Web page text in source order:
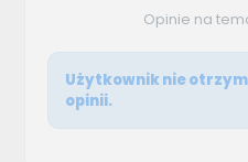
Opinie na
Użytkownik nie
opinii.